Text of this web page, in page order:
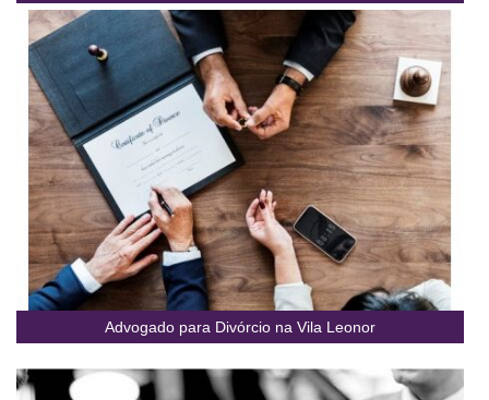
Advogado para Divórcio na Vila Leonor